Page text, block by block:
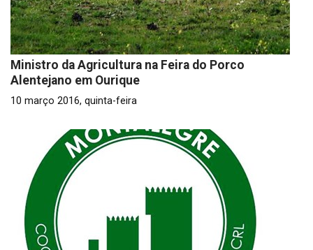
Ministro da Agricultura na Feira do Porco
Alentejano em Ourique
10 março 2016, quinta-feira